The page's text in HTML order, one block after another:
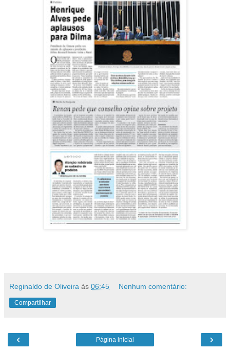
Reginaldo de Oliveira às 06:45 Nenhum comentário:
Compartilhar
‹ ›
Página inicial